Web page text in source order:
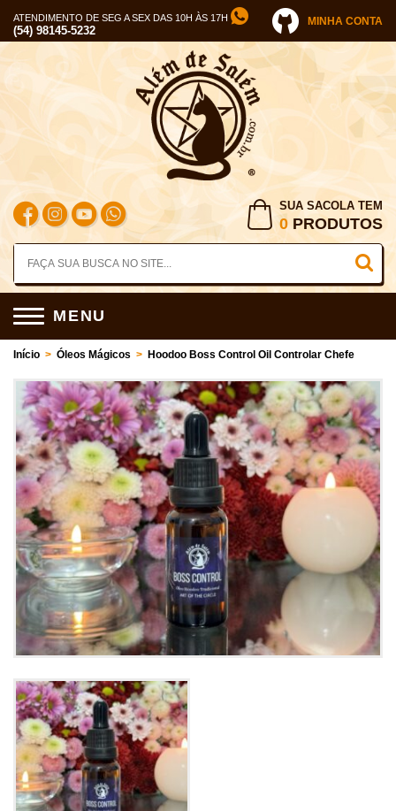
ATENDIMENTO DE SEG A SEX DAS 10H ÀS 17H
(54) 98145-5232
MINHA CONTA
SUA SACOLA TEM
0 PRODUTOS
MENU
Início > Óleos Mágicos > Hoodoo Boss Control Oil Controlar Chefe